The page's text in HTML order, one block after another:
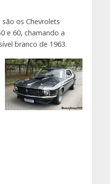
os Chevrolets
e 60, chamando a
branco de 1963.